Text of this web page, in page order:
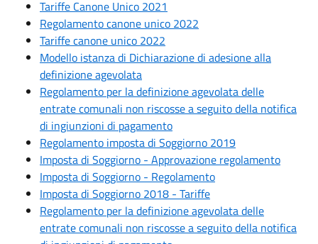
Tariffe Canone Unico 2021
Regolamento canone unico 2022
Tariffe canone unico 2022
Modello istanza di Dichiarazione di adesione alla
definizione agevolata
Regolamento per la definizione agevolata delle
entrate comunali non riscosse a seguito della notifica
di ingiunzioni di pagamento
Regolamento imposta di Soggiorno 2019
Imposta di Soggiorno - Approvazione regolamento
Imposta di Soggiorno - Regolamento
Imposta di Soggiorno 2018 - Tariffe
Regolamento per la definizione agevolata delle
entrate comunali non riscosse a seguito della notifica